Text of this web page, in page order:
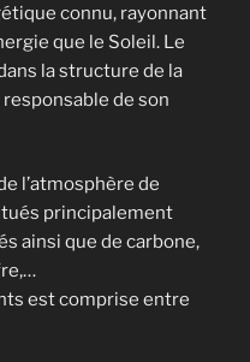
connu, rayonnant
que le Soleil. Le
la structure de la
de son
l’atmosphère de
principalement
ainsi que de carbone,
est comprise entre